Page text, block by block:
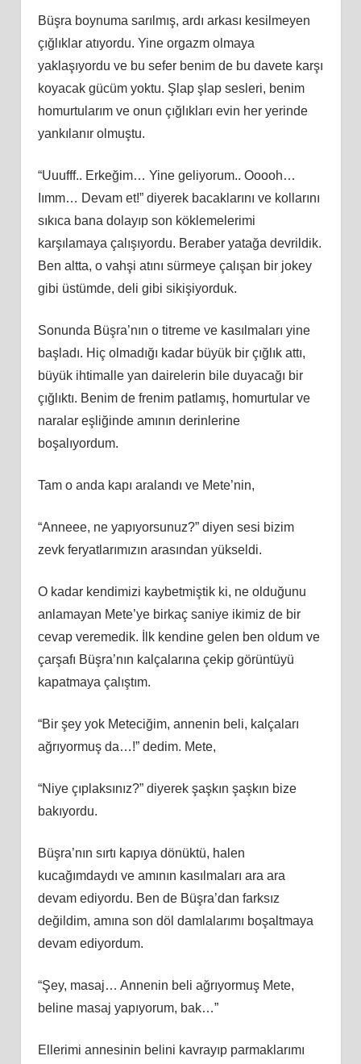
Büşra boynuma sarılmış, ardı arkası kesilmeyen
çığlıklar atıyordu. Yine orgazm olmaya
yaklaşıyordu ve bu sefer benim de bu davete karşı
koyacak gücüm yoktu. Şlap şlap sesleri, benim
homurtularım ve onun çığlıkları evin her yerinde
yankılanır olmuştu.
“Uuufff.. Erkeğim… Yine geliyorum.. Ooooh…
Iımm… Devam et!” diyerek bacaklarını ve kollarını
sıkıca bana dolayıp son köklemelerimi
karşılamaya çalışıyordu. Beraber yatağa devrildik.
Ben altta, o vahşi atını sürmeye çalışan bir jokey
gibi üstümde, deli gibi sikişiyorduk.
Sonunda Büşra’nın o titreme ve kasılmaları yine
başladı. Hiç olmadığı kadar büyük bir çığlık attı,
büyük ihtimalle yan dairelerin bile duyacağı bir
çığlıktı. Benim de frenim patlamış, homurtular ve
naralar eşliğinde amının derinlerine
boşalıyordum.
Tam o anda kapı aralandı ve Mete’nin,
“Anneee, ne yapıyorsunuz?” diyen sesi bizim
zevk feryatlarımızın arasından yükseldi.
O kadar kendimizi kaybetmiştik ki, ne olduğunu
anlamayan Mete’ye birkaç saniye ikimiz de bir
cevap veremedik. İlk kendine gelen ben oldum ve
çarşafı Büşra’nın kalçalarına çekip görüntüyü
kapatmaya çalıştım.
“Bir şey yok Meteciğim, annenin beli, kalçaları
ağrıyormuş da…!” dedim. Mete,
“Niye çıplaksınız?” diyerek şaşkın şaşkın bize
bakıyordu.
Büşra’nın sırtı kapıya dönüktü, halen
kucağımdaydı ve amının kasılmaları ara ara
devam ediyordu. Ben de Büşra’dan farksız
değildim, amına son döl damlalarımı boşaltmaya
devam ediyordum.
“Şey, masaj… Annenin beli ağrıyormuş Mete,
beline masaj yapıyorum, bak…”
Ellerimi annesinin belini kavrayıp parmaklarımı